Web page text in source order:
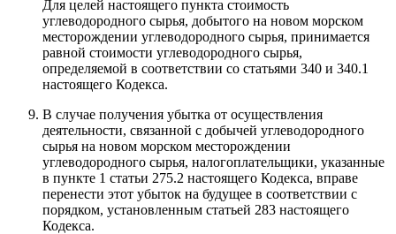
Для целей настоящего пункта стоимость
углеводородного сырья, добытого на новом морском
месторождении углеводородного сырья, принимается
равной стоимости углеводородного сырья,
определяемой в соответствии со статьями 340 и 340.1
настоящего Кодекса.
В случае получения убытка от осуществления
деятельности, связанной с добычей углеводородного
сырья на новом морском месторождении
углеводородного сырья, налогоплательщики, указанные
в пункте 1 статьи 275.2 настоящего Кодекса, вправе
перенести этот убыток на будущее в соответствии с
порядком, установленным статьей 283 настоящего
Кодекса.